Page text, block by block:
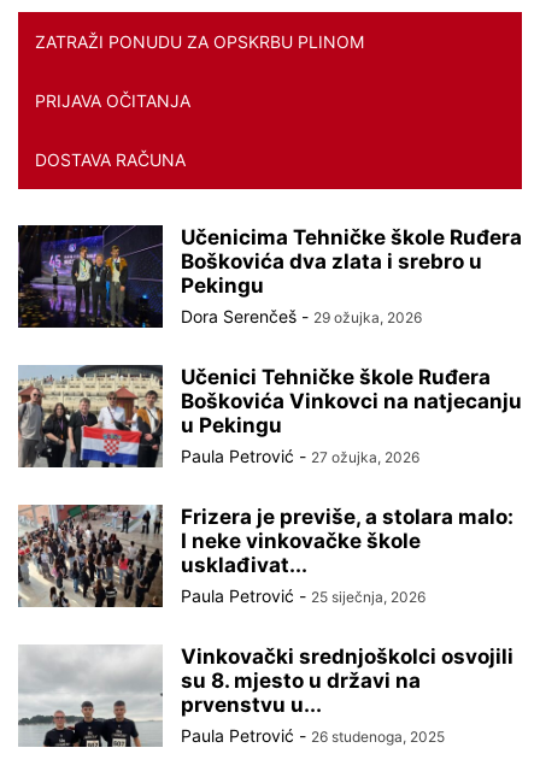
ZATRAŽI PONUDU ZA OPSKRBU PLINOM
PRIJAVA OČITANJA
DOSTAVA RAČUNA
Učenicima Tehničke škole Ruđera
Boškovića dva zlata i srebro u
Pekingu
Dora Serenčeš - 29 ožujka, 2026
Učenici Tehničke škole Ruđera
Boškovića Vinkovci na natjecanju
u Pekingu
Paula Petrović - 27 ožujka, 2026
Frizera je previše, a stolara malo:
I neke vinkovačke škole
usklađivat...
Paula Petrović - 25 siječnja, 2026
Vinkovački srednjoškolci osvojili
su 8. mjesto u državi na
prvenstvu u...
Paula Petrović - 26 studenoga, 2025